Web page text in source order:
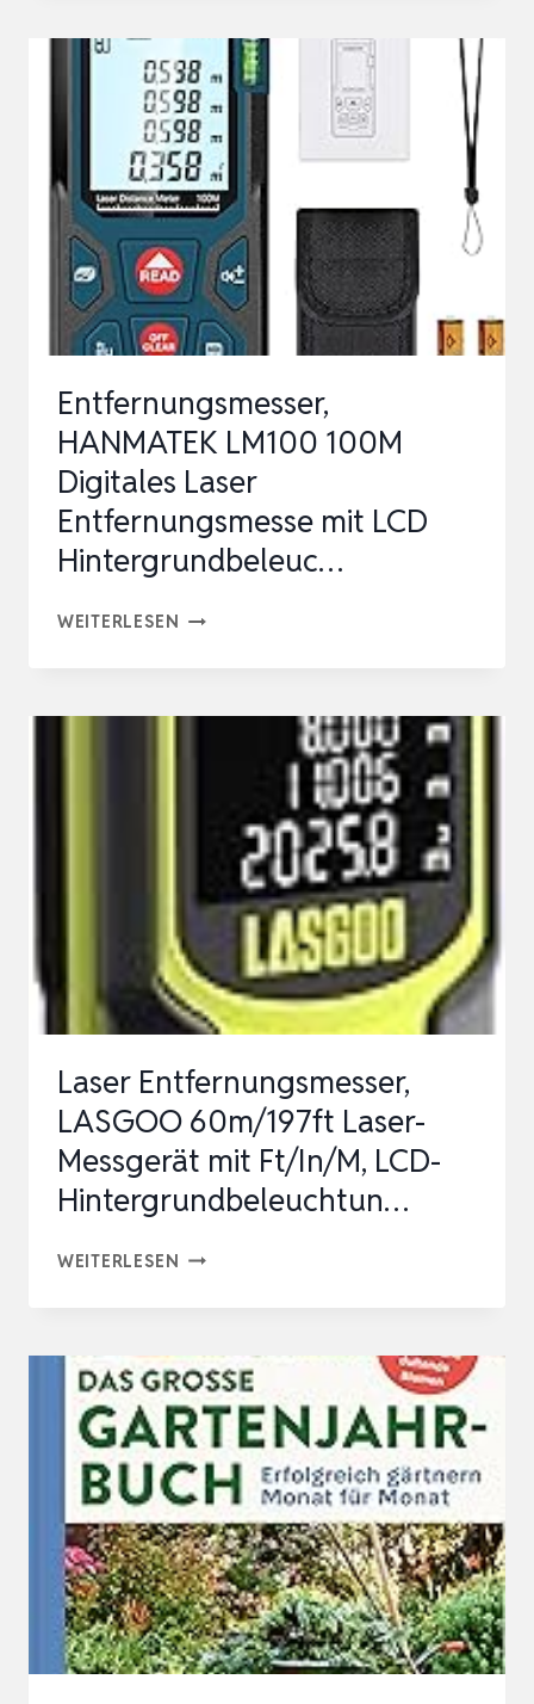
KLEINE
GÄRTEN:
DEIN
WEG
ZUM
TRAUMGARTEN
–
TIPPS
FÜR
BEPFLA…
Entfernungsmesser,
HANMATEK LM100 100M
Digitales Laser
Entfernungsmesse mit LCD
Hintergrundbeleuc…
WEITERLESEN ENTFERNUNGSMESSER,
ENTFERNUNGSMESSE
LCD
HINTERGRUNDBELEUC…
Laser Entfernungsmesser,
LASGOO 60m/197ft Laser-
Messgerät mit Ft/In/M, LCD-
Hintergrundbeleuchtun…
WEITERLESEN LASER
60M/197FT
LASER-
MESSGERÄT
MIT
FT/IN/M,
LCD-
HINTERGRUNDBELEUCHTUN…